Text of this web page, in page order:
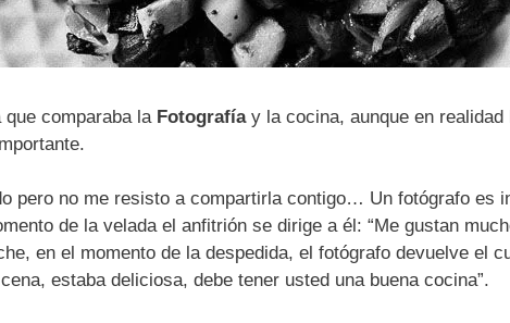
comparaba la Fotografíay la cocina, aunque en realidad
pero no me resisto a compartirla contigo… Un fotógrafo es
de la velada el anfitrión se dirige a él: “Me gustan
en el momento de la despedida, el fotógrafo devuelve el
estaba deliciosa, debe tener usted una buena cocina”.